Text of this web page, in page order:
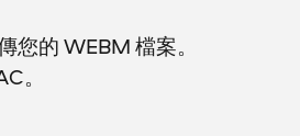
的 WEBM 檔案。
。